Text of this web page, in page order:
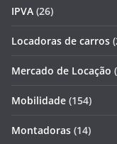
IPVA (26)
Locadoras de carros
Mercado de Locação
Mobilidade (154)
Montadoras (14)